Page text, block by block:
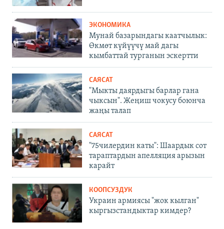
ЭКОНОМИКА
Мунай базарындагы каатчылык:
Өкмөт күйүүчү май дагы
кымбаттай турганын эскертти
САЯСАТ
"Мыкты даярдыгы барлар гана
чыксын". Жеңиш чокусу боюнча
жаңы талап
САЯСАТ
"75чилердин каты": Шаардык сот
тараптардын апелляция арызын
карайт
КООПСУЗДУК
Украин армиясы "жок кылган"
кыргызстандыктар кимдер?